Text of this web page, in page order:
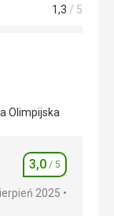
1,3 / 5
Olimpijska
Ocena
3,0 / 5
2025